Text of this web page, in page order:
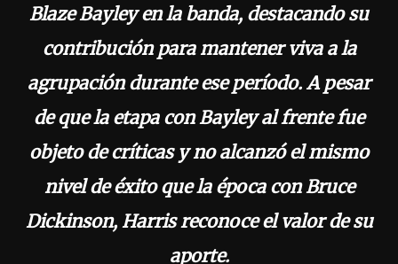
Blaze Bayley en la banda, destacando su
contribución para mantener viva a la
agrupación durante ese período. A pesar
de que la etapa con Bayley al frente fue
objeto de críticas y no alcanzó el mismo
nivel de éxito que la época con Bruce
Dickinson, Harris reconoce el valor de su
aporte.